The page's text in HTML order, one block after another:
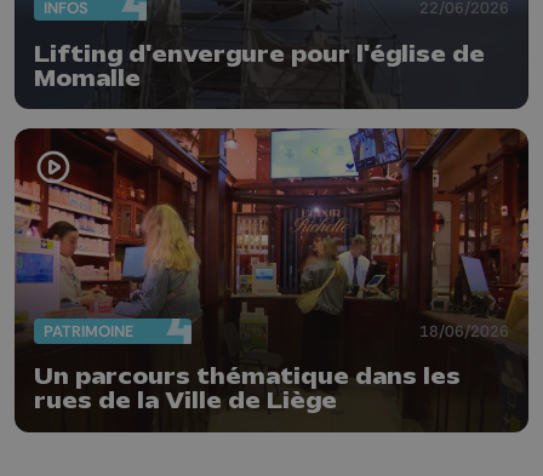
INFOS 22/06/2026
Lifting d'envergure pour l'église de
Momalle
PATRIMOINE 18/06/2026
Un parcours thématique dans les
rues de la Ville de Liège